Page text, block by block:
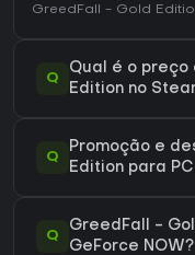
GreedFall - Gold
Q
Qual é o preço
Edition no
Q
Promoção e
Edition para
Q
GreedFall -
GeForce NOW?